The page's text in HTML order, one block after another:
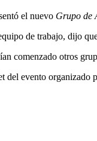
el nuevo Grupo de
de trabajo, dijo
comenzado otros
del evento